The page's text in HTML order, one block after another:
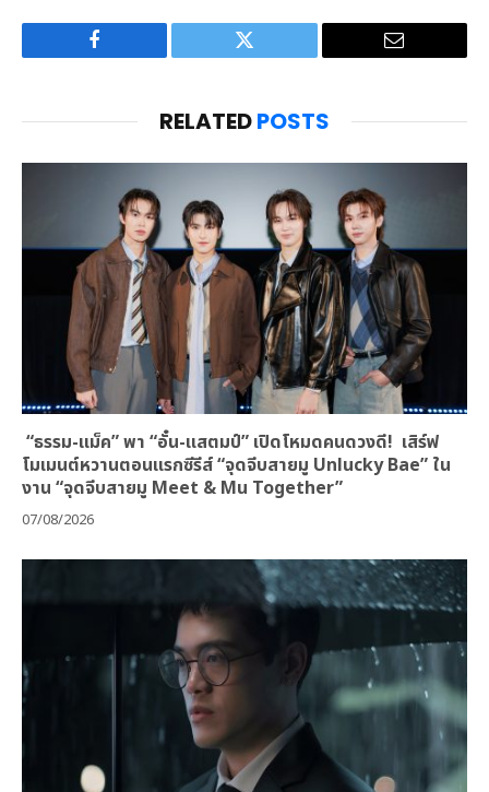
Facebook Twitter Email
RELATEDPOSTS
“ธรรม-แม็ค” พา “อั๋น-แสตมป์” เปิดโหมดคนดวงดี! เสิร์ฟ
โมเมนต์หวานตอนแรกซีรีส์ “จุดจีบสายมู Unlucky Bae” ใน
งาน “จุดจีบสายมู Meet & Mu Together”
07/08/2026